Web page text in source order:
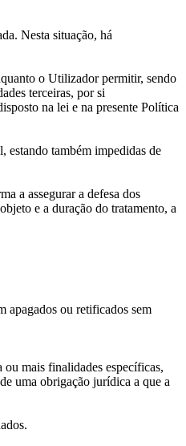
Nesta situação, há
o Utilizador permitir, sendo
terceiras, por si
na lei e na presente Política
estando também impedidas de
a assegurar a defesa dos
e a duração do tratamento, a
apagados ou retificados sem
mais finalidades específicas,
uma obrigação jurídica a que a